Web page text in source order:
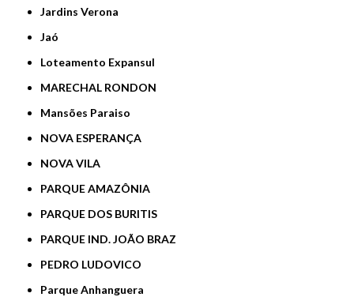
Jardins Verona
Jaó
Loteamento Expansul
MARECHAL RONDON
Mansões Paraiso
NOVA ESPERANÇA
NOVA VILA
PARQUE AMAZÔNIA
PARQUE DOS BURITIS
PARQUE IND. JOÃO BRAZ
PEDRO LUDOVICO
Parque Anhanguera